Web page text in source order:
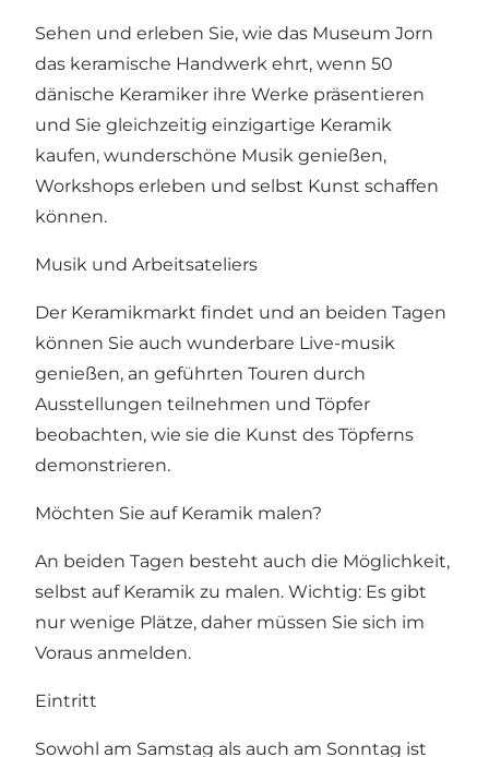
Sehen und erleben Sie, wie das Museum Jorn
das keramische Handwerk ehrt, wenn 50
dänische Keramiker ihre Werke präsentieren
und Sie gleichzeitig einzigartige Keramik
kaufen, wunderschöne Musik genießen,
Workshops erleben und selbst Kunst schaffen
können.
Musik und Arbeitsateliers
Der Keramikmarkt findet und an beiden Tagen
können Sie auch wunderbare Live-musik
genießen, an geführten Touren durch
Ausstellungen teilnehmen und Töpfer
beobachten, wie sie die Kunst des Töpferns
demonstrieren.
Möchten Sie auf Keramik malen?
An beiden Tagen besteht auch die Möglichkeit,
selbst auf Keramik zu malen. Wichtig: Es gibt
nur wenige Plätze, daher müssen Sie sich im
Voraus anmelden.
Eintritt
Sowohl am Samstag als auch am Sonntag ist